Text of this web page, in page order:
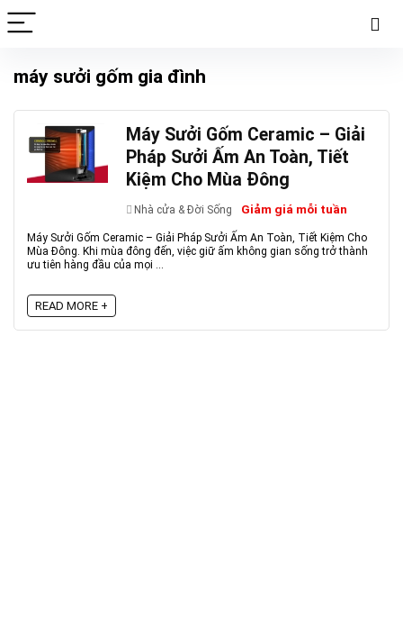
máy sưởi gốm gia đình
Máy Sưởi Gốm Ceramic – Giải
Pháp Sưởi Ấm An Toàn, Tiết
Kiệm Cho Mùa Đông
Nhà cửa & Đời Sống Giảm giá mỗi tuần
Máy Sưởi Gốm Ceramic – Giải Pháp Sưởi Ấm An Toàn, Tiết Kiệm Cho
Mùa Đông. Khi mùa đông đến, việc giữ ấm không gian sống trở thành
ưu tiên hàng đầu của mọi ...
READ MORE +